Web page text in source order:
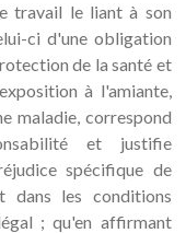
travail le liant à son
ci d'une obligation
de la santé et
à l'amiante,
maladie, correspond
et justifie
spécifique de
dans les conditions
; qu'en affirmant